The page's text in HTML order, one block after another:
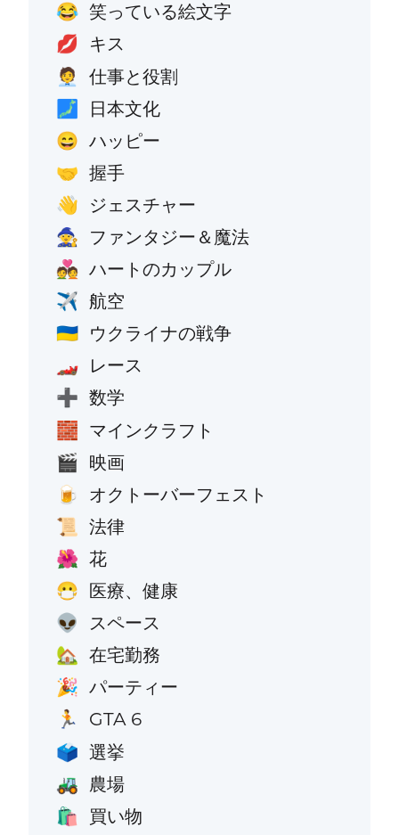
😂 笑っている絵文字
💋 キス
🧑‍💼 仕事と役割
🗾 日本文化
😄 ハッピー
🤝 握手
👋 ジェスチャー
🧙 ファンタジー＆魔法
💑 ハートのカップル
✈️ 航空
🇺🇦 ウクライナの戦争
🏎️ レース
➕ 数学
🧱 マインクラフト
🎬 映画
🍺 オクトーバーフェスト
📜 法律
🌺 花
😷 医療、健康
👽 スペース
🏡 在宅勤務
🎉 パーティー
🏃 GTA 6
🗳️ 選挙
🚜 農場
🛍️ 買い物